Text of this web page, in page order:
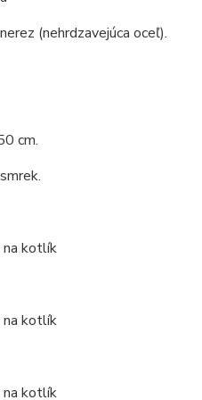
(nehrdzavejúca oceľ).
cm.